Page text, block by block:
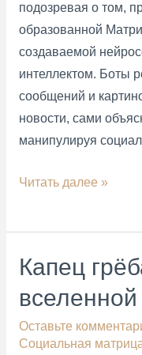
подозревая о том,
образованной
создаваемой
интеллектом. Боты
сообщений и
новости, сами
манипулируя
Facebook
тонет
и
в
Читать далее »
Капец
Оставьте
Социальная